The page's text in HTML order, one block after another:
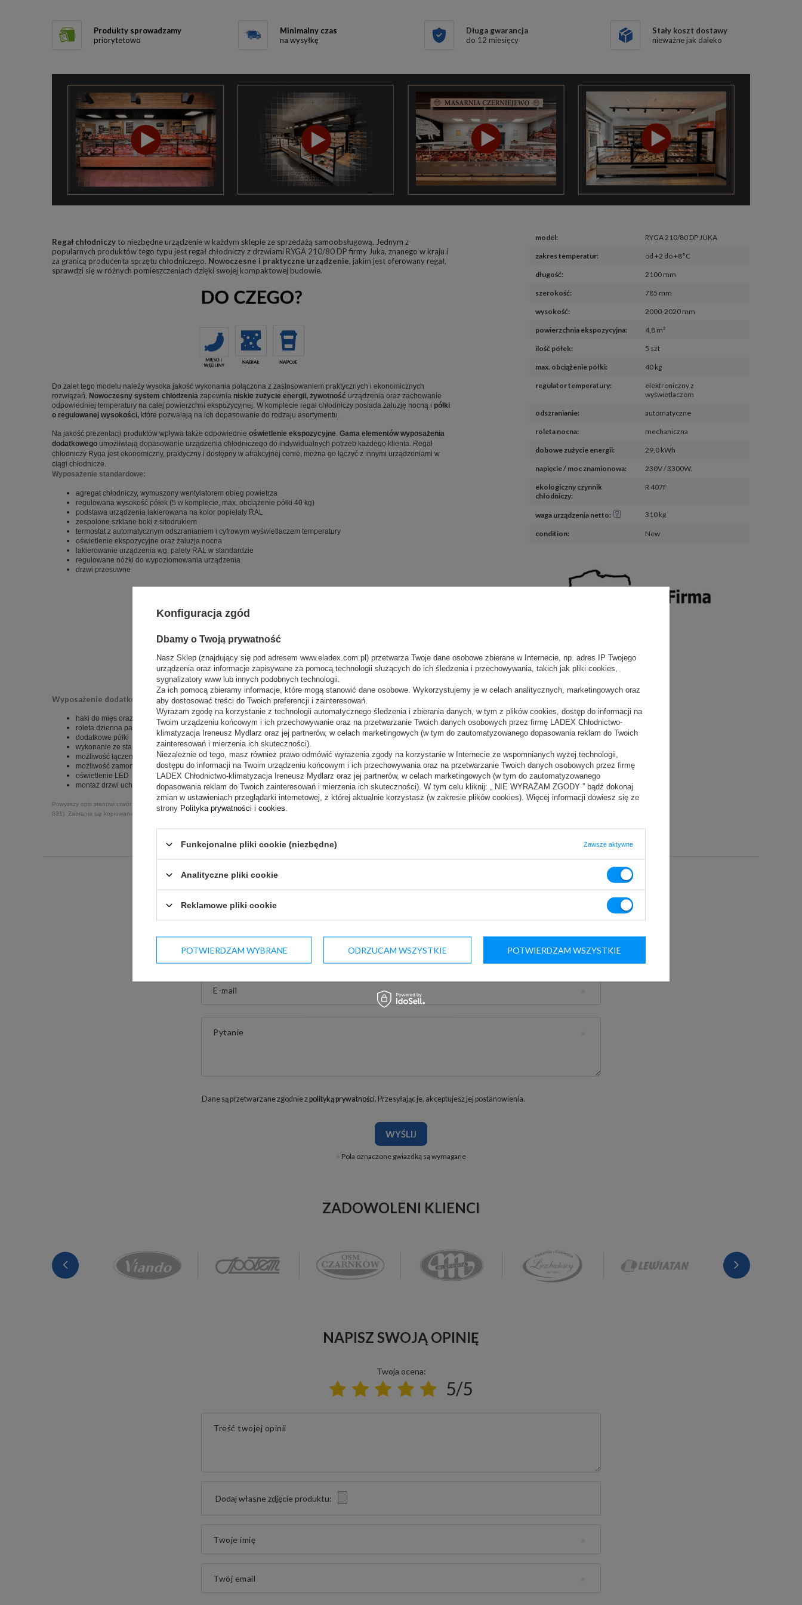
Produkty sprowadzamy
priorytetowo
Minimalny czas
na wysyłkę
Długa gwarancja
do 12 miesięcy
Stały koszt dostawy
nieważne jak daleko
Regał chłodniczy to niezbędne urządzenie w każdym sklepie ze sprzedażą samoobsługową. Jednym z
popularnych produktów tego typu jest regał chłodniczy z drzwiami RYGA 210/80 DP firmy Juka, znanego w kraju i
za granicą producenta sprzętu chłodniczego. Nowoczesne i praktyczne urządzenie, jakim jest oferowany regał,
sprawdzi się w różnych pomieszczeniach dzięki swojej kompaktowej budowie.
Do zalet tego modelu należy wysoka jakość wykonania połączona z zastosowaniem praktycznych i ekonomicznych
rozwiązań. Nowoczesny system chłodzenia zapewnia niskie zużycie energii, żywotność urządzenia oraz zachowanie
odpowiedniej temperatury na całej powierzchni ekspozycyjnej. W komplecie regał chłodniczy posiada żaluzję nocną i półki
o regulowanej wysokości, które pozwalają na ich dopasowanie do rodzaju asortymentu.
Na jakość prezentacji produktów wpływa także odpowiednie oświetlenie ekspozycyjne. Gama elementów wyposażenia
dodatkowego umożliwiają dopasowanie urządzenia chłodniczego do indywidualnych potrzeb każdego klienta. Regał
chłodniczy Ryga jest ekonomiczny, praktyczny i dostępny w atrakcyjnej cenie, można go łączyć z innymi urządzeniami w
ciągi chłodnicze.
Wyposażenie standardowe:
agregat chłodniczy, wymuszony wentylatorem obieg powietrza
regulowana wysokość półek (5 w komplecie, max. obciążenie półki 40 kg)
podstawa urządzenia lakierowana na kolor popielaty RAL
zespolone szklane boki z sitodrukiem
termostat z automatycznym odszranianiem i cyfrowym wyświetlaczem temperatury
oświetlenie ekspozycyjne oraz żaluzja nocna
lakierowanie urządzenia wg. palety RAL w standardzie
regulowane nóżki do wypoziomowania urządzenia
drzwi przesuwne
Wyposażenie dodatkowe opcjonalne:
haki do mięs oraz wędlin
roleta dzienna paskowa
dodatkowe półki
wykonanie ze stali nierdzewnej wnętrza i półek
możliwość łączenia regałów w ciągi chłodnicze
możliwość zamontowania pod agregat zewnętrzny
oświetlenie LED
montaż drzwi uchylnych
Powyższy opis stanowi utwór w rozumieniu ustawy z dnia 4 lutego 1994 r. o prawie autorskim i prawach pokrewnych (Dz. U. z 2006 r. Nr 90 poz.
631). Zabrania się kopiowania, powielania, oraz rozpowszechniania jego treści na użytek komercyjny.
model: RYGA 210/80 DP JUKA
zakres temperatur: od +2 do +8°C
długość: 2100 mm
szerokość: 785 mm
wysokość: 2000-2020 mm
powierzchnia ekspozycyjna: 4,8 m²
ilość półek: 5 szt
max. obciążenie półki: 40 kg
regulator temperatury:
elektroniczny z
wyświetlaczem
odszranianie: automatyczne
roleta nocna: mechaniczna
dobowe zużycie energii: 29,0 kWh
napięcie / moc znamionowa: 230V / 3300W.
ekologiczny czynnik
chłodniczy:
R 407F
waga urządzenia netto: 310 kg
condition: New
Jeżeli powyższy opis jest dla Ciebie niewystarczający, prześlij nam swoje pytanie odnośnie tego produktu.
Postaramy się odpowiedzieć tak szybko jak tylko będzie to możliwe.
E-mail
Pytanie
Dane są przetwarzane zgodnie z polityką prywatności. Przesyłając je, akceptujesz jej postanowienia.
WYŚLIJ
Pola oznaczone gwiazdką są wymagane
ZADOWOLENI KLIENCI
NAPISZ SWOJĄ OPINIĘ
Twoja ocena:
5/5
Treść twojej opinii
Dodaj własne zdjęcie produktu:
Twoje imię
Twój email
Konfiguracja zgód
Dbamy o Twoją prywatność
Nasz Sklep (znajdujący się pod adresem www.eladex.com.pl) przetwarza Twoje dane osobowe zbierane w Internecie, np. adres IP Twojego
urządzenia oraz informacje zapisywane za pomocą technologii służących do ich śledzenia i przechowywania, takich jak pliki cookies,
sygnalizatory www lub innych podobnych technologii.
Za ich pomocą zbieramy informacje, które mogą stanowić dane osobowe. Wykorzystujemy je w celach analitycznych, marketingowych oraz
aby dostosować treści do Twoich preferencji i zainteresowań.
Wyrażam zgodę na korzystanie z technologii automatycznego śledzenia i zbierania danych, w tym z plików cookies, dostęp do informacji na
Twoim urządzeniu końcowym i ich przechowywanie oraz na przetwarzanie Twoich danych osobowych przez firmę LADEX Chłodnictwo-
klimatyzacja Ireneusz Mydlarz oraz jej partnerów, w celach marketingowych (w tym do zautomatyzowanego dopasowania reklam do Twoich
zainteresowań i mierzenia ich skuteczności).
Niezależnie od tego, masz również prawo odmówić wyrażenia zgody na korzystanie w Internecie ze wspomnianych wyżej technologii,
dostępu do informacji na Twoim urządzeniu końcowym i ich przechowywania oraz na przetwarzanie Twoich danych osobowych przez firmę
LADEX Chłodnictwo-klimatyzacja Ireneusz Mydlarz oraz jej partnerów, w celach marketingowych (w tym do zautomatyzowanego
dopasowania reklam do Twoich zainteresowań i mierzenia ich skuteczności). W tym celu kliknij: „ NIE WYRAŻAM ZGODY ” bądź dokonaj
zmian w ustawieniach przeglądarki internetowej, z której aktualnie korzystasz (w zakresie plików cookies). Więcej informacji dowiesz się ze
strony Polityka prywatności i cookies
Funkcjonalne pliki cookie (niezbędne) Zawsze aktywne
Analityczne pliki cookie
Reklamowe pliki cookie
POTWIERDZAM WYBRANE ODRZUCAM WSZYSTKIE POTWIERDZAM WSZYSTKIE